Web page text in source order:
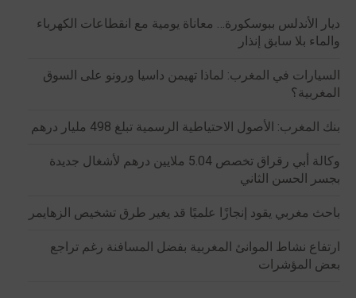
ديار الأندلس ببوسكورة… معاناة يومية مع انقطاعات الكهرباء
والماء بلا سابق إنذار
السيارات في المغرب: لماذا تهيمن داسيا ورونو على السوق
المغربية؟
بنك المغرب: الأصول الاحتياطية الرسمية تبلغ 498 مليار درهم
وكالة أبي رقراق تخصص 5.04 ملايين درهم لأشغال جديدة
بجسر الحسن الثاني
باحث مغربي يقود إنجازًا علميًا قد يغير طرق تشخيص الزهايمر
ارتفاع نشاط الموانئ المغربية بفضل المسافنة رغم تراجع
بعض المؤشرات